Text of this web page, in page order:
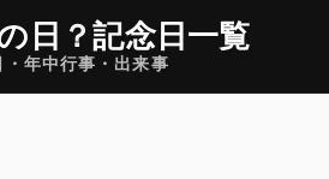
日 ？記念日一覧
・年中行事・出来事